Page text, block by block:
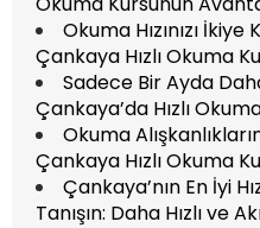
Okuma Hızınızı
Çankaya Hızlı Okuma
Sadece Bir Ayda
Çankaya’da Hızlı
Okuma
Çankaya Hızlı Okuma
Çankaya’nın En İyi
Tanışın: Daha Hızlı ve